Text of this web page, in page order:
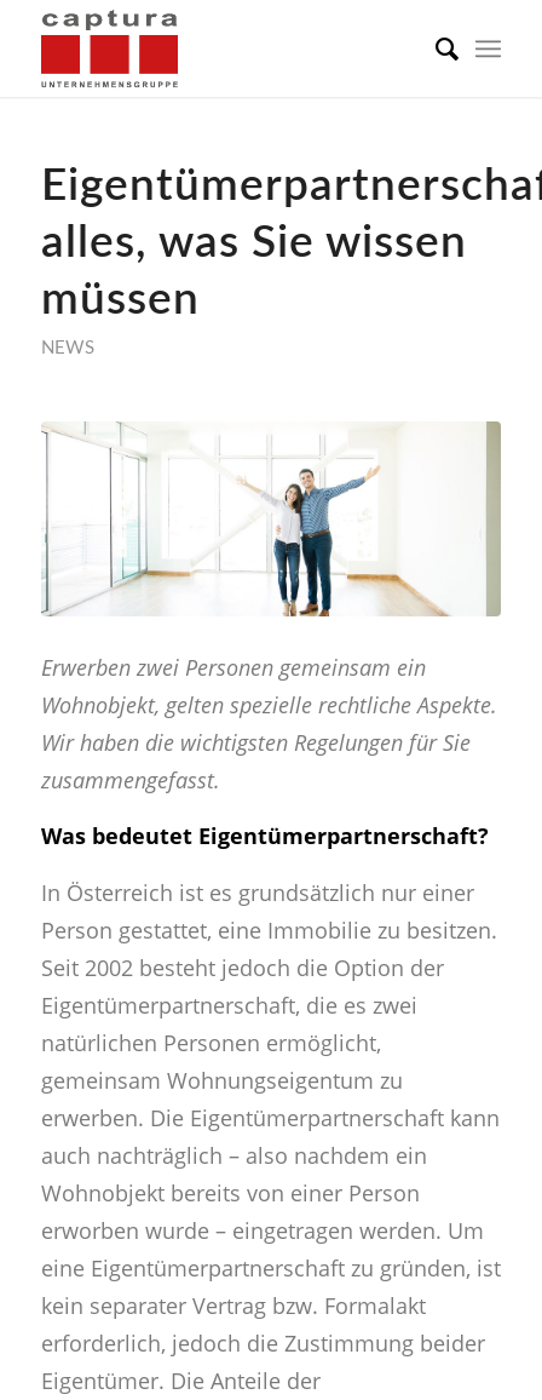
alles, was Sie wissen
müssen
NEWS
Erwerben zwei Personen gemeinsam ein
Wohnobjekt, gelten spezielle rechtliche Aspekte.
Wir haben die wichtigsten Regelungen für Sie
zusammengefasst.
Was bedeutet Eigentümerpartnerschaft?
In Österreich ist es grundsätzlich nur einer
Person gestattet, eine Immobilie zu besitzen.
Seit 2002 besteht jedoch die Option der
Eigentümerpartnerschaft, die es zwei
natürlichen Personen ermöglicht,
gemeinsam Wohnungseigentum zu
erwerben. Die Eigentümerpartnerschaft kann
auch nachträglich – also nachdem ein
Wohnobjekt bereits von einer Person
erworben wurde – eingetragen werden. Um
eine Eigentümerpartnerschaft zu gründen, ist
kein separater Vertrag bzw. Formalakt
erforderlich, jedoch die Zustimmung beider
Eigentümer. Die Anteile der